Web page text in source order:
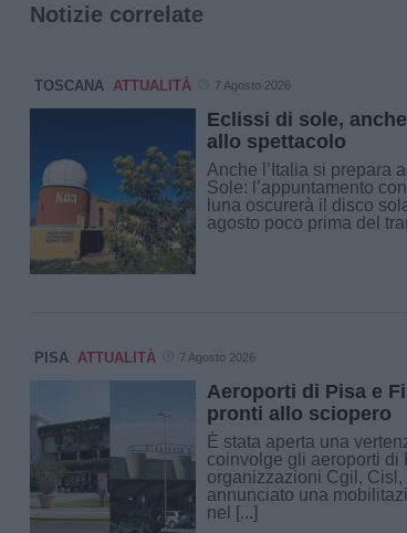
Notizie correlate
TOSCANA ATTUALITÀ 7 Agosto 2026
Eclissi di sole,
allo spettacolo
Anche l’Italia si prepara
Sole: l’appuntamento
luna oscurerà il disco
agosto poco prima del
PISA ATTUALITÀ 7 Agosto 2026
Aeroporti di Pisa e
pronti allo sciopero
È stata aperta una
coinvolge gli aeroporti di
organizzazioni Cgil,
annunciato una
nel [...]